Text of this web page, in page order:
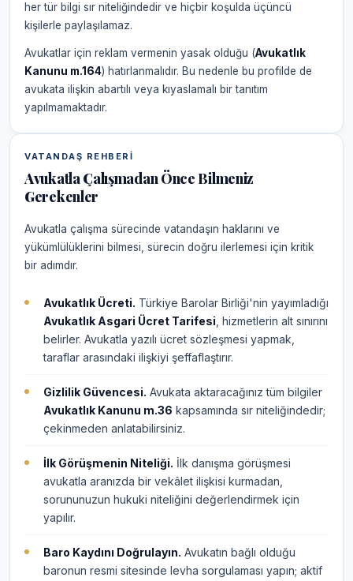
her tür bilgi sır niteliğindedir ve hiçbir koşulda üçüncü
kişilerle paylaşılamaz.
Avukatlar için reklam vermenin yasak olduğu (Avukatlık
Kanunu m.164) hatırlanmalıdır. Bu nedenle bu profilde de
avukata ilişkin abartılı veya kıyaslamalı bir tanıtım
yapılmamaktadır.
VATANDAŞ REHBERI
Avukatla Çalışmadan Önce Bilmeniz
Gerekenler
Avukatla çalışma sürecinde vatandaşın haklarını ve
yükümlülüklerini bilmesi, sürecin doğru ilerlemesi için kritik
bir adımdır.
Avukatlık Ücreti. Türkiye Barolar Birliği'nin yayımladığı
Avukatlık Asgari Ücret Tarifesi , hizmetlerin alt sınırını
belirler. Avukatla yazılı ücret sözleşmesi yapmak,
taraflar arasındaki ilişkiyi şeffaflaştırır.
Gizlilik Güvencesi. Avukata aktaracağınız tüm bilgiler
Avukatlık Kanunu m.36 kapsamında sır niteliğindedir;
çekinmeden anlatabilirsiniz.
İlk Görüşmenin Niteliği. İlk danışma görüşmesi
avukatla aranızda bir vekâlet ilişkisi kurmadan,
sorununuzun hukuki niteliğini değerlendirmek için
yapılır.
Baro Kaydını Doğrulayın. Avukatın bağlı olduğu
baronun resmi sitesinde levha sorgulaması yapın; aktif